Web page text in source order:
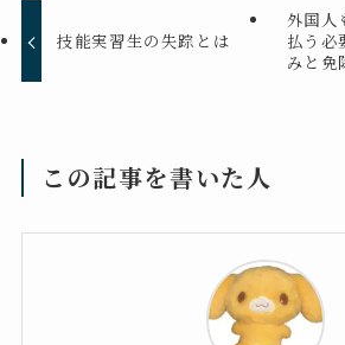
技能実習生の失踪とは
外国人
払う必
みと免
この記事を書いた人